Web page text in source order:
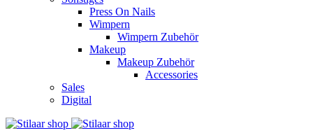
Press On Nails
Wimpern
Wimpern Zubehör
Makeup
Makeup Zubehör
Accessories
Sales
Digital